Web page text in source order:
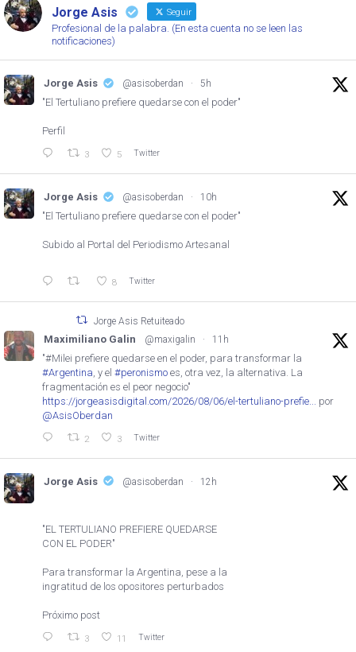
Jorge Asis Seguir
Profesional de la palabra. (En esta cuenta no se leen las
notificaciones)
Jorge Asis @asisoberdan · 5h
"El Tertuliano prefiere quedarse con el poder"
Perfil
3 5 Twitter
Jorge Asis @asisoberdan · 10h
"El Tertuliano prefiere quedarse con el poder"
Subido al Portal del Periodismo Artesanal
8 Twitter
Jorge Asis Retuiteado
Maximiliano Galin @maxigalin · 11h
"#Milei prefiere quedarse en el poder, para transformar la
#Argentina , y el #peronismo es, otra vez, la alternativa. La
fragmentación es el peor negocio"
https://jorgeasisdigital.com/2026/08/06/el-tertuliano-prefie...
por
@AsisOberdan
2 3 Twitter
Jorge Asis @asisoberdan · 12h
"EL TERTULIANO PREFIERE QUEDARSE
CON EL PODER"
Para transformar la Argentina, pese a la
ingratitud de los opositores perturbados
Próximo post
3 11 Twitter